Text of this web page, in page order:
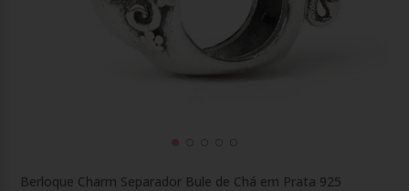
Berloque Charm Separador Bule de Chá em Prata 925